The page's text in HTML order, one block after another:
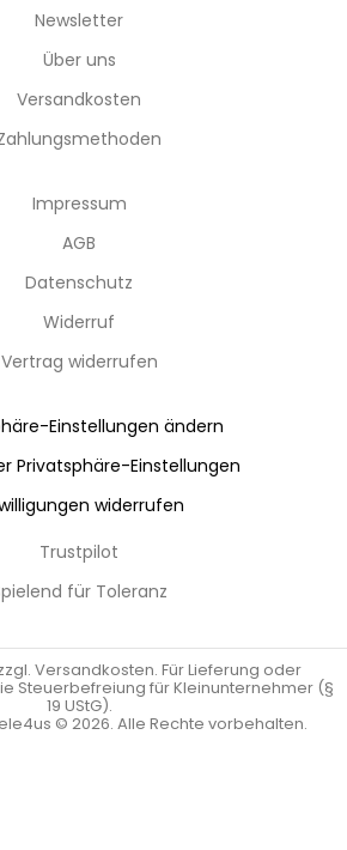
Newsletter
Über uns
Versandkosten
Impressum
AGB
Datenschutz
Widerruf
Vertrag widerrufen
Einstellungen ändern
Privatsphäre-Einstellungen
widerrufen
Trustpilot
für Toleranz
Versandkosten. Für Lieferung oder
Steuerbefreiung für Kleinunternehmer (§
19 UStG).
© 2026. Alle Rechte vorbehalten.